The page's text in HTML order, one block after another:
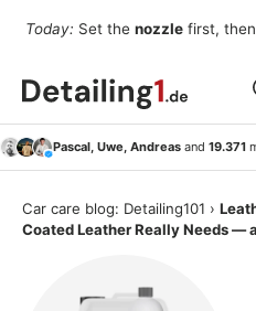
Skip to content
Today: Set the nozzle first,
Search
Search
Pascal, Uwe, Andreasand 19.371
Car care blog: Detailing101 ›
Coated Leather Really Needs —